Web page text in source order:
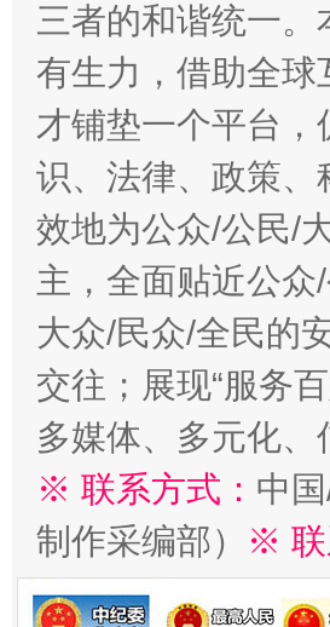
三者的和谐统一
有生力，借助全
才铺垫一个平台
识、法律、政策
效地为公众/公民/
主，全面贴近公
大众/民众/全民的
交往；展现“服务
多媒体、多元化
※ 联系方式： 中
制作采编部）
※ 联